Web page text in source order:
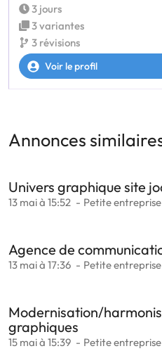
3 jours
3 variantes
3 révisions
Voir le profil
Annonces
Univers graphique site
13 mai à 15:52 Petite entreprise
Agence de
13 mai à 17:36 Petite entreprise
Modernisation/
graphiques
15 mai à 15:39 Petite entreprise